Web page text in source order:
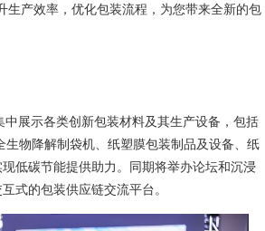
生产效率，优化包装流程，为您带来全新的包
中展示各类创新包装材料及其生产设备，包括
物降解制袋机、纸塑膜包装制品及设备、纸
低碳节能提供助力。同期将举办论坛和沉浸
式的包装供应链交流平台。